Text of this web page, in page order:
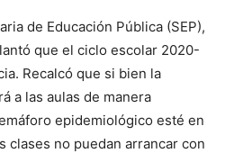
de Educación Pública (SEP),
que el ciclo escolar 2020-
Recalcó que si bien la
a las aulas de manera
epidemiológico esté en
clases no puedan arrancar con